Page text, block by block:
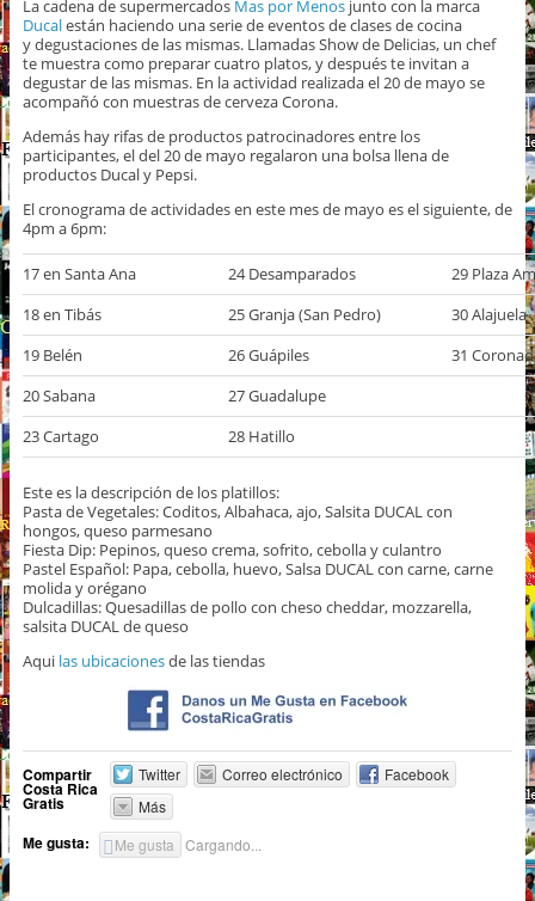
La cadena de supermercados Mas por Menosjunto con la marca
Ducalestán haciendo una serie de eventos de clases de cocina
y degustaciones de las mismas. Llamadas Show de Delicias, un chef
te muestra como preparar cuatro platos, y después te invitan a
degustar de las mismas. En la actividad realizada el 20 de mayo se
acompañó con muestras de cerveza Corona.
Además hay rifas de productos patrocinadores entre los
participantes, el del 20 de mayo regalaron una bolsa llena de
productos Ducal y Pepsi.
El cronograma de actividades en este mes de mayo es el siguiente, de
4pm a 6pm:
17 en Santa Ana 24 Desamparados
29 Plaza
18 en Tibás
25 Granja (San Pedro)
30 Alajuela
19 Belén
26 Guápiles
31
20 Sabana
27 Guadalupe
23 Cartago
28 Hatillo
Este es la descripción de los platillos:
Pasta de Vegetales: Coditos, Albahaca, ajo, Salsita DUCAL con
hongos, queso parmesano
Fiesta Dip: Pepinos, queso crema, sofrito, cebolla y culantro
Pastel Español: Papa, cebolla, huevo, Salsa DUCAL con carne, carne
molida y orégano
Dulcadillas: Quesadillas de pollo con cheso cheddar, mozzarella,
salsita DUCAL de queso
Aqui las ubicacionesde las tiendas
Compartir
Costa Rica
Gratis
Twitter Correo electrónico
Facebook
Más
Me gusta: Me gusta Cargando...